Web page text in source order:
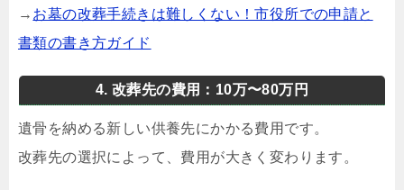
→ お墓の改葬手続きは難しくない！市役所での申請と
書類の書き方ガイド
4. 改葬先の費用：10万〜80万円
遺骨を納める新しい供養先にかかる費用です。
改葬先の選択によって、費用が大きく変わります。